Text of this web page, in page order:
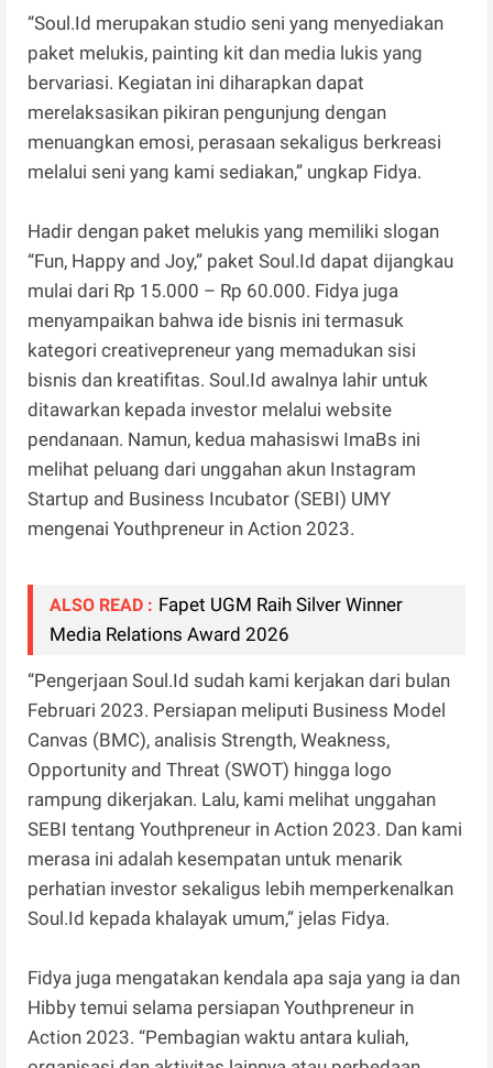
“Soul.Id merupakan studio seni yang menyediakan
paket melukis, painting kit dan media lukis yang
bervariasi. Kegiatan ini diharapkan dapat
merelaksasikan pikiran pengunjung dengan
menuangkan emosi, perasaan sekaligus berkreasi
melalui seni yang kami sediakan,” ungkap Fidya.
Hadir dengan paket melukis yang memiliki slogan
“Fun, Happy and Joy,” paket Soul.Id dapat dijangkau
mulai dari Rp 15.000 – Rp 60.000. Fidya juga
menyampaikan bahwa ide bisnis ini termasuk
kategori creativepreneur yang memadukan sisi
bisnis dan kreatifitas. Soul.Id awalnya lahir untuk
ditawarkan kepada investor melalui website
pendanaan. Namun, kedua mahasiswi ImaBs ini
melihat peluang dari unggahan akun Instagram
Startup and Business Incubator (SEBI) UMY
mengenai Youthpreneur in Action 2023.
ALSO READ : Fapet UGM Raih Silver Winner
Media Relations Award 2026
“Pengerjaan Soul.Id sudah kami kerjakan dari bulan
Februari 2023. Persiapan meliputi ​Business Model
Canvas (BMC), analisis Strength, Weakness,
Opportunity and Threat (SWOT) hingga logo
rampung dikerjakan. Lalu, kami melihat unggahan
SEBI tentang Youthpreneur in Action 2023. Dan kami
merasa ini adalah kesempatan untuk menarik
perhatian investor sekaligus lebih memperkenalkan
Soul.Id kepada khalayak umum,” jelas Fidya.
Fidya juga mengatakan kendala apa saja yang ia dan
Hibby temui selama persiapan Youthpreneur in
Action 2023. “Pembagian waktu antara kuliah,